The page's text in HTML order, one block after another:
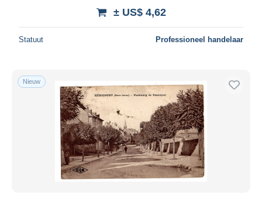
± US$ 4,62
Statuut Professioneel handelaar
Nieuw